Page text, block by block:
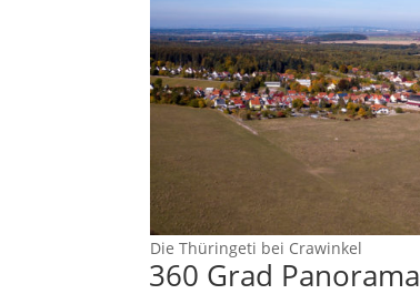
Die Thüringeti bei Crawinkel
360 Grad Panorama